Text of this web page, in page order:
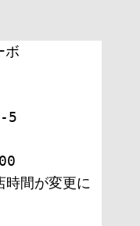
ボ
5
間が変更に